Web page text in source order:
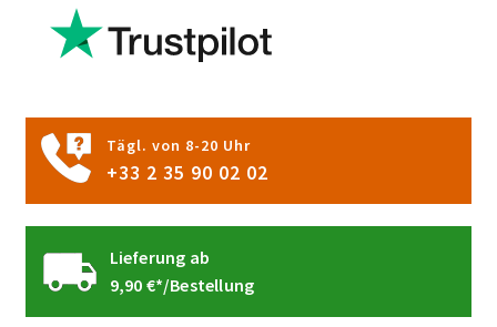
Tägl. von 8-20 Uhr
+33 2 35 90 02 02
Lieferung ab
9,90 €*/Bestellung